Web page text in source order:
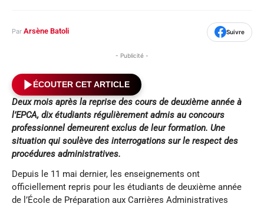
Par Arsène Batoli Suivre
- Publicité -
ÉCOUTER CET ARTICLE
Deux mois après la reprise des cours de deuxième année à
l’EPCA, dix étudiants régulièrement admis au concours
professionnel demeurent exclus de leur formation. Une
situation qui soulève des interrogations sur le respect des
procédures administratives.
Depuis le 11 mai dernier, les enseignements ont
officiellement repris pour les étudiants de deuxième année
de l’École de Préparation aux Carrières Administratives